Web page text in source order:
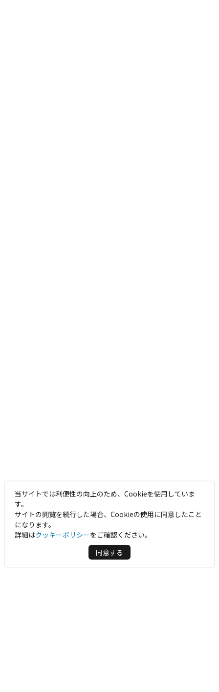
当サイトでは利便性の向上のため、Cookieを使用していま
す。
サイトの閲覧を続行した場合、Cookieの使用に同意したこと
になります。
詳細はクッキーポリシーをご確認ください。
同意する